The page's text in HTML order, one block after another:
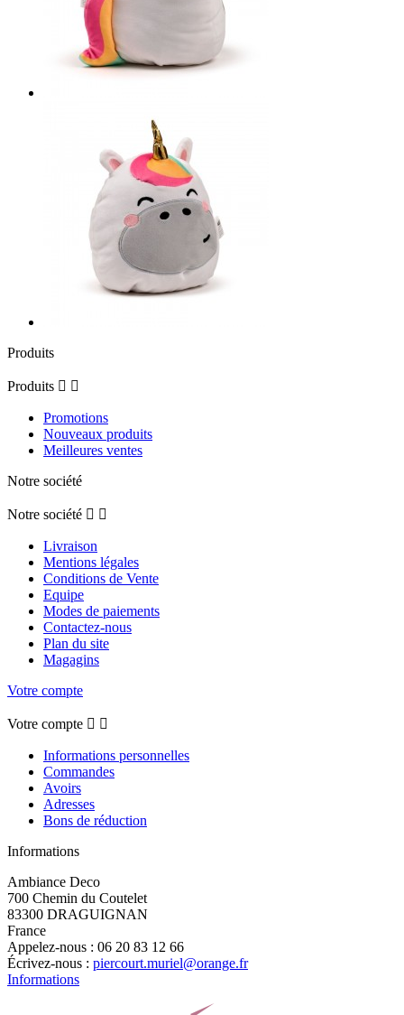
Produits
Produits  
Promotions
Nouveaux produits
Meilleures ventes
Notre société
Notre société  
Livraison
Mentions légales
Conditions de Vente
Equipe
Modes de paiements
Contactez-nous
Plan du site
Magagins
Votre compte
Votre compte  
Informations personnelles
Commandes
Avoirs
Adresses
Bons de réduction
Informations
Ambiance Deco
700 Chemin du Coutelet
83300 DRAGUIGNAN
France
Appelez-nous : 06 20 83 12 66
Écrivez-nous : piercourt.muriel@orange.fr
Informations